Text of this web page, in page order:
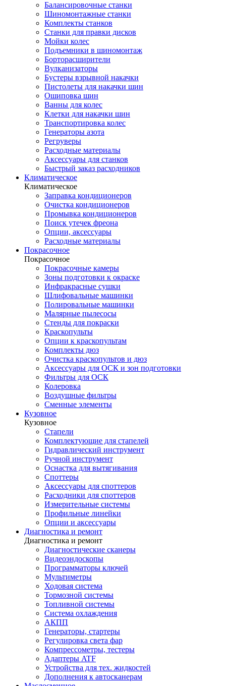
Балансировочные станки
Шиномонтажные станки
Комплекты станков
Станки для правки дисков
Мойки колес
Подъемники в шиномонтаж
Борторасширители
Вулканизаторы
Бустеры взрывной накачки
Пистолеты для накачки шин
Ошиповка шин
Ванны для колес
Клетки для накачки шин
Транспортировка колес
Генераторы азота
Регруверы
Расходные материалы
Аксессуары для станков
Быстрый заказ расходников
Климатическое
Климатическое
Заправка кондиционеров
Очистка кондиционеров
Промывка кондиционеров
Поиск утечек фреона
Опции, аксессуары
Расходные материалы
Покрасочное
Покрасочное
Покрасочные камеры
Зоны подготовки к окраске
Инфракрасные сушки
Шлифовальные машинки
Полировальные машинки
Малярные пылесосы
Стенды для покраски
Краскопульты
Опции к краскопультам
Комплекты дюз
Очистка краскопультов и дюз
Аксессуары для ОСК и зон подготовки
Фильтры для ОСК
Колеровка
Воздушные фильтры
Сменные элементы
Кузовное
Кузовное
Стапели
Комплектующие для стапелей
Гидравлический инструмент
Ручной инструмент
Оснастка для вытягивания
Споттеры
Аксессуары для споттеров
Расходники для споттеров
Измерительные системы
Профильные линейки
Опции и аксессуары
Диагностика и ремонт
Диагностика и ремонт
Диагностические сканеры
Видеоэндоскопы
Программаторы ключей
Мультиметры
Ходовая система
Тормозной системы
Топливной системы
Система охлаждения
АКПП
Генераторы, стартеры
Регулировка света фар
Компрессометры, тестеры
Адаптеры ATF
Устройства для тех. жидкостей
Дополнения к автосканерам